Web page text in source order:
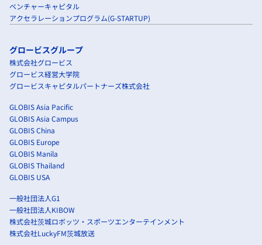
ベンチャーキャピタル
アクセラレーションプログラム(G-STARTUP)
グロービスグループ
株式会社グロービス
グロービス経営大学院
グロービスキャピタルパートナーズ株式会社
GLOBIS Asia Pacific
GLOBIS Asia Campus
GLOBIS China
GLOBIS Europe
GLOBIS Manila
GLOBIS Thailand
GLOBIS USA
一般社団法人G1
一般社団法人KIBOW
株式会社茨城ロボッツ・スポーツエンターテインメント
株式会社LuckyFM茨城放送